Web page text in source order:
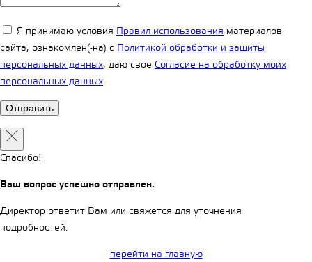
Я принимаю условия Правил использования материалов
сайта, ознакомлен(-на) с Политикой обработки и защиты
персональных данных, даю свое Согласие на обработку моих
персональных данных.
Спасибо!
Ваш вопрос успешно отправлен.
Директор ответит Вам или свяжется для уточнения
подробностей.
перейти на главную